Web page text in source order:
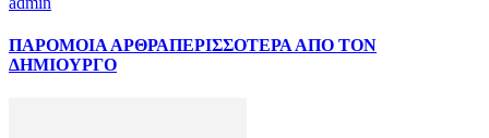
ΠΑΡΟΜΟΙΑ ΑΡΘΡΑΠΕΡΙΣΣΟΤΕΡΑ ΑΠΟ ΤΟΝ
ΔΗΜΙΟΥΡΓΟ